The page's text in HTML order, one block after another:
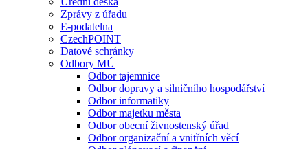
Zprávy z úřadu
E-podatelna
CzechPOINT
Datové schránky
Odbory MÚ
Odbor tajemnice
Odbor dopravy a silničního hospodářství
Odbor informatiky
Odbor majetku města
Odbor obecní živnostenský úřad
Odbor organizační a vnitřních věcí